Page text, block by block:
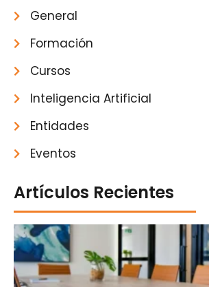
Artículos Recientes
General
Formación
Cursos
Inteligencia Artificial
Entidades
Eventos